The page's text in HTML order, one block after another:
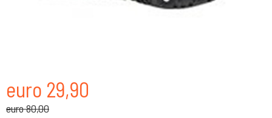
euro 29,90
euro 80,00